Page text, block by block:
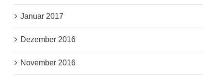
Januar 2017
Dezember 2016
November 2016